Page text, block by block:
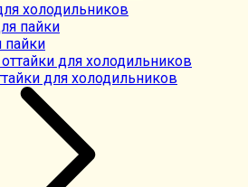
холодильников
пайки
для холодильников